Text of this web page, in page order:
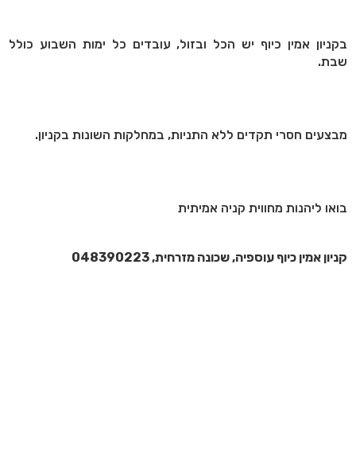
בקניון אמין כיוף יש הכל ובזול, עובדים כל ימות השבוע כולל
שבת.
מבצעים חסרי תקדים ללא התניות, במחלקות השונות בקניון.
בואו ליהנות מחווית קניה אמיתית
קניון אמין כיוף עוספיה, שכונה מזרחית, 048390223